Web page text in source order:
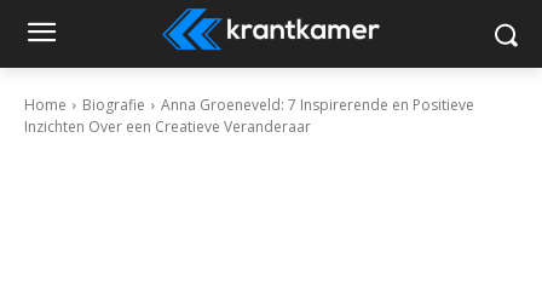
Home Biografie
Anna Groeneveld: 7 Inspirerende en Positieve
Inzichten Over een Creatieve Veranderaar